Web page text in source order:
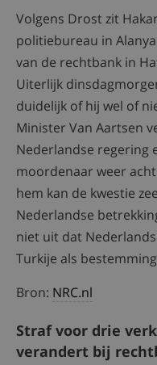
Volgens Drost zit
politiebureau in
van de rechtbank in
Uiterlijk
duidelijk of hij wel of
Minister Van Aartsen
Nederlandse regering
moordenaar weer
hem kan de kwestie
Nederlandse
niet uit dat
Turkije als
Bron: NRC.nl
Straf voor drie
verandert bij